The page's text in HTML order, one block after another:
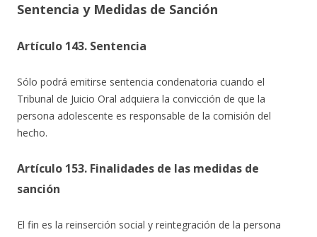
Sentencia y Medidas de Sanción
Artículo 143. Sentencia
Sólo podrá emitirse sentencia condenatoria cuando el
Tribunal de Juicio Oral adquiera la convicción de que la
persona adolescente es responsable de la comisión del
hecho.
Artículo 153. Finalidades de las medidas de
sanción
El fin es la reinserción social y reintegración de la persona